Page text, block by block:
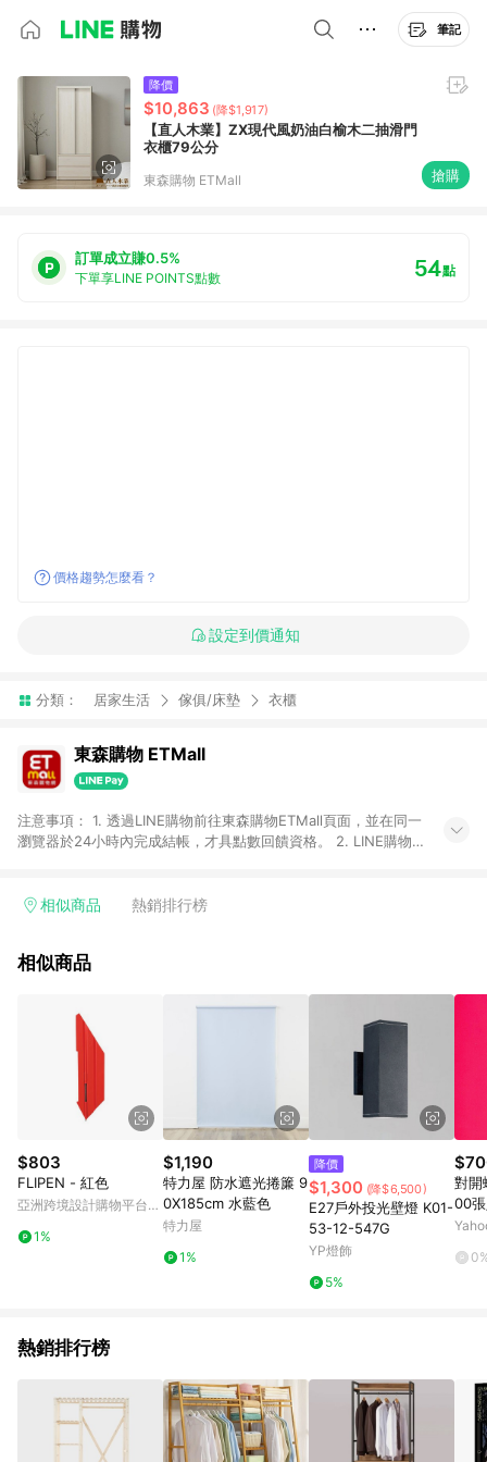
筆記
降價
$10,863 (降$1,917)
【直人木業】ZX現代風奶油白榆木二抽滑門
衣櫃79公分
東森購物 ETMall 搶購
訂單成立賺0.5%
下單享LINE POINTS點數 54點
價格趨勢怎麼看？
設定到價通知
分類： 居家生活 傢俱/床墊 衣櫃
東森購物 ETMall
注意事項： 1. 透過LINE購物前往東森購物ETMall頁面，並在同一
瀏覽器於24小時內完成結帳，才具點數回饋資格。 2. LINE購物
單，皆不在點數回饋範圍內。 3. 如購買以下類別商品，將無法獲
球嚴選、商城、專案商品、「草莓網」全館商品。 4. 如取消訂
回饋。 5. 點數回饋會扣除所有折扣優惠後之最終發票金額計算，
實際回饋請依LINE購物通知為主。 6. 訂單如有使用東森購物
ETMall站內之折扣優惠(包含但不限於東森幣、樂透金、東森現金
券等)，不具點數回饋資格。詳細請依東森購物ETMall之結帳頁面
顯示為準。 7. LINE購物設有「單一商品最高回饋點數」機制(特
殊活動時開放「回饋無上限」)，以同一訂單中同一商品不論件數
計算，並依訂單成立時間當下LINE購物所設定的回饋機制為準。
8. LINE購物為購物資訊整合性平台，商品資料更新會有時間差，
如顯示之商品規格、顏色、價位、贈品與東森購物ETMall銷售網
頁不符，以銷售網頁標示為準。 9. 若有贈點爭議，請務必於訂單
日期+180天以內至LINE購物客服洽詢；若超過180天(含)以上進
行申訴，恕無法贈點回饋。 10. 部分點數紅包僅限指定商品使
用，或不適用於無回饋商品。各點數紅包之適用商品與使用條件
相似商品 熱銷排行榜
相似商品
$803
FLIPEN - 紅色
亞洲跨境設計購物平台
1%
$1,190
特力屋 防水遮光捲簾 9
0X185cm 水藍色
特力屋
1%
降價
$1,300 (降$6,500)
E27戶外投光壁燈 K01-
53-12-547G
YP燈飾
5%
對開
00
熱銷排行榜